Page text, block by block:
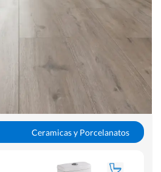
Ceramicas y Porcelanatos
Pisos Flotantes y Laminados